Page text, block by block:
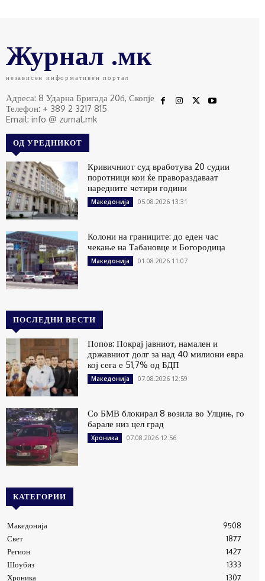
Журнал .мк
независен информативен портал
Адреса: 8 Ударна Бригада 20б, Скопје
Телефон: + 389 2 3217 815
Email: info @ zurnal.mk
ОД УРЕДНИКОТ
Кривичниот суд вработува 20 судии
поротници кои ќе правораздаваат
наредните четири години
Македонија 05.08.2026 13:31
Колони на границите: до еден час
чекање на Табановце и Богородица
Македонија 01.08.2026 11:07
ПОСЛЕДНИ ВЕСТИ
Попов: Покрај јавниот, намален и
државниот долг за над 40 милиони евра
кој сега е 51,7% од БДП
Македонија 07.08.2026 12:59
Со БМВ блокирал 8 возила во Улцињ, го
барале низ цел град
Хроника 07.08.2026 12:56
КАТЕГОРИИ
Македонија
9508
Свет
1877
Регион
1427
Шоубиз
1333
Хроника
1307